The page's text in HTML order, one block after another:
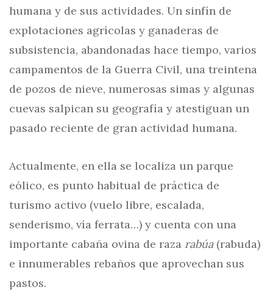
humana y de sus actividades. Un sinfín de
explotaciones agrícolas y ganaderas de
subsistencia, abandonadas hace tiempo, varios
campamentos de la Guerra Civil, una treintena
de pozos de nieve, numerosas simas y algunas
cuevas salpican su geografía y atestiguan un
pasado reciente de gran actividad humana.
Actualmente, en ella se localiza un parque
eólico, es punto habitual de práctica de
turismo activo (vuelo libre, escalada,
senderismo, vía ferrata…) y cuenta con una
importante cabaña ovina de raza rabúa (rabuda)
e innumerables rebaños que aprovechan sus
pastos.